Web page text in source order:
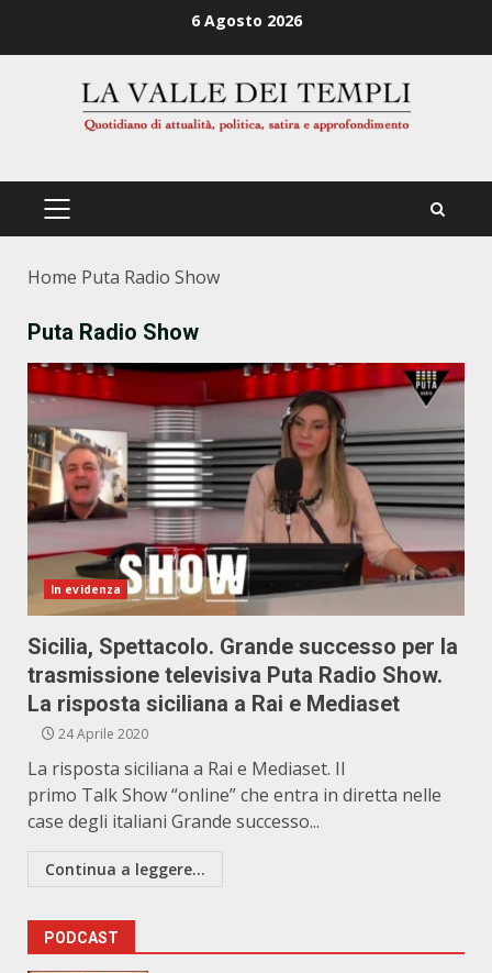
6 Agosto 2026
PRIMÄRES
Home Puta Radio Show
Puta Radio Show
In evidenza
Sicilia, Spettacolo. Grande successo per la
trasmissione televisiva Puta Radio Show.
La risposta siciliana a Rai e Mediaset
24 Aprile 2020
La risposta siciliana a Rai e Mediaset. Il
primo Talk Show “online” che entra in diretta nelle
case degli italiani Grande successo...
Continua a leggere...
PODCAST